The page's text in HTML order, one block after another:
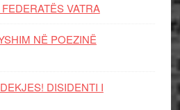
VATRA
NË POEZINË
DISIDENTI I